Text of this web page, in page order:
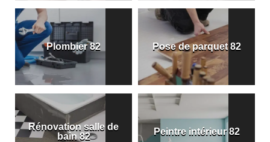
Plombier 82 Pose de parquet 82
Rénovation salle de
bain 82
Peintre intérieur 82